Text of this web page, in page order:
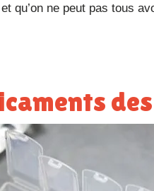
qu’on ne peut pas tous